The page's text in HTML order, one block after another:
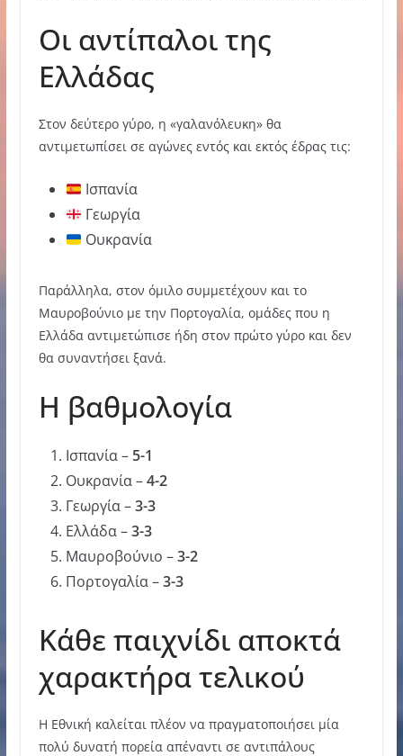
Οι αντίπαλοι της
Ελλάδας
Στον δεύτερο γύρο, η «γαλανόλευκη» θα
αντιμετωπίσει σε αγώνες εντός και εκτός έδρας τις:
Ισπανία
Γεωργία
Ουκρανία
Παράλληλα, στον όμιλο συμμετέχουν και το
Μαυροβούνιο με την Πορτογαλία, ομάδες που η
Ελλάδα αντιμετώπισε ήδη στον πρώτο γύρο και δεν
θα συναντήσει ξανά.
Η βαθμολογία
Ισπανία – 5-1
Ουκρανία –4-2
Γεωργία –3-3
Ελλάδα –3-3
Μαυροβούνιο –3-2
Πορτογαλία –3-3
Κάθε παιχνίδι αποκτά
χαρακτήρα τελικού
Η Εθνική καλείται πλέον να πραγματοποιήσει μία
πολύ δυνατή πορεία απέναντι σε αντιπάλους